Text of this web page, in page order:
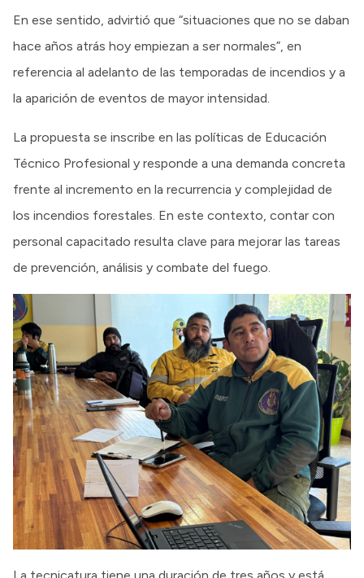
En ese sentido, advirtió que “situaciones que no se daban
hace años atrás hoy empiezan a ser normales”, en
referencia al adelanto de las temporadas de incendios y a
la aparición de eventos de mayor intensidad.
La propuesta se inscribe en las políticas de Educación
Técnico Profesional y responde a una demanda concreta
frente al incremento en la recurrencia y complejidad de
los incendios forestales. En este contexto, contar con
personal capacitado resulta clave para mejorar las tareas
de prevención, análisis y combate del fuego.